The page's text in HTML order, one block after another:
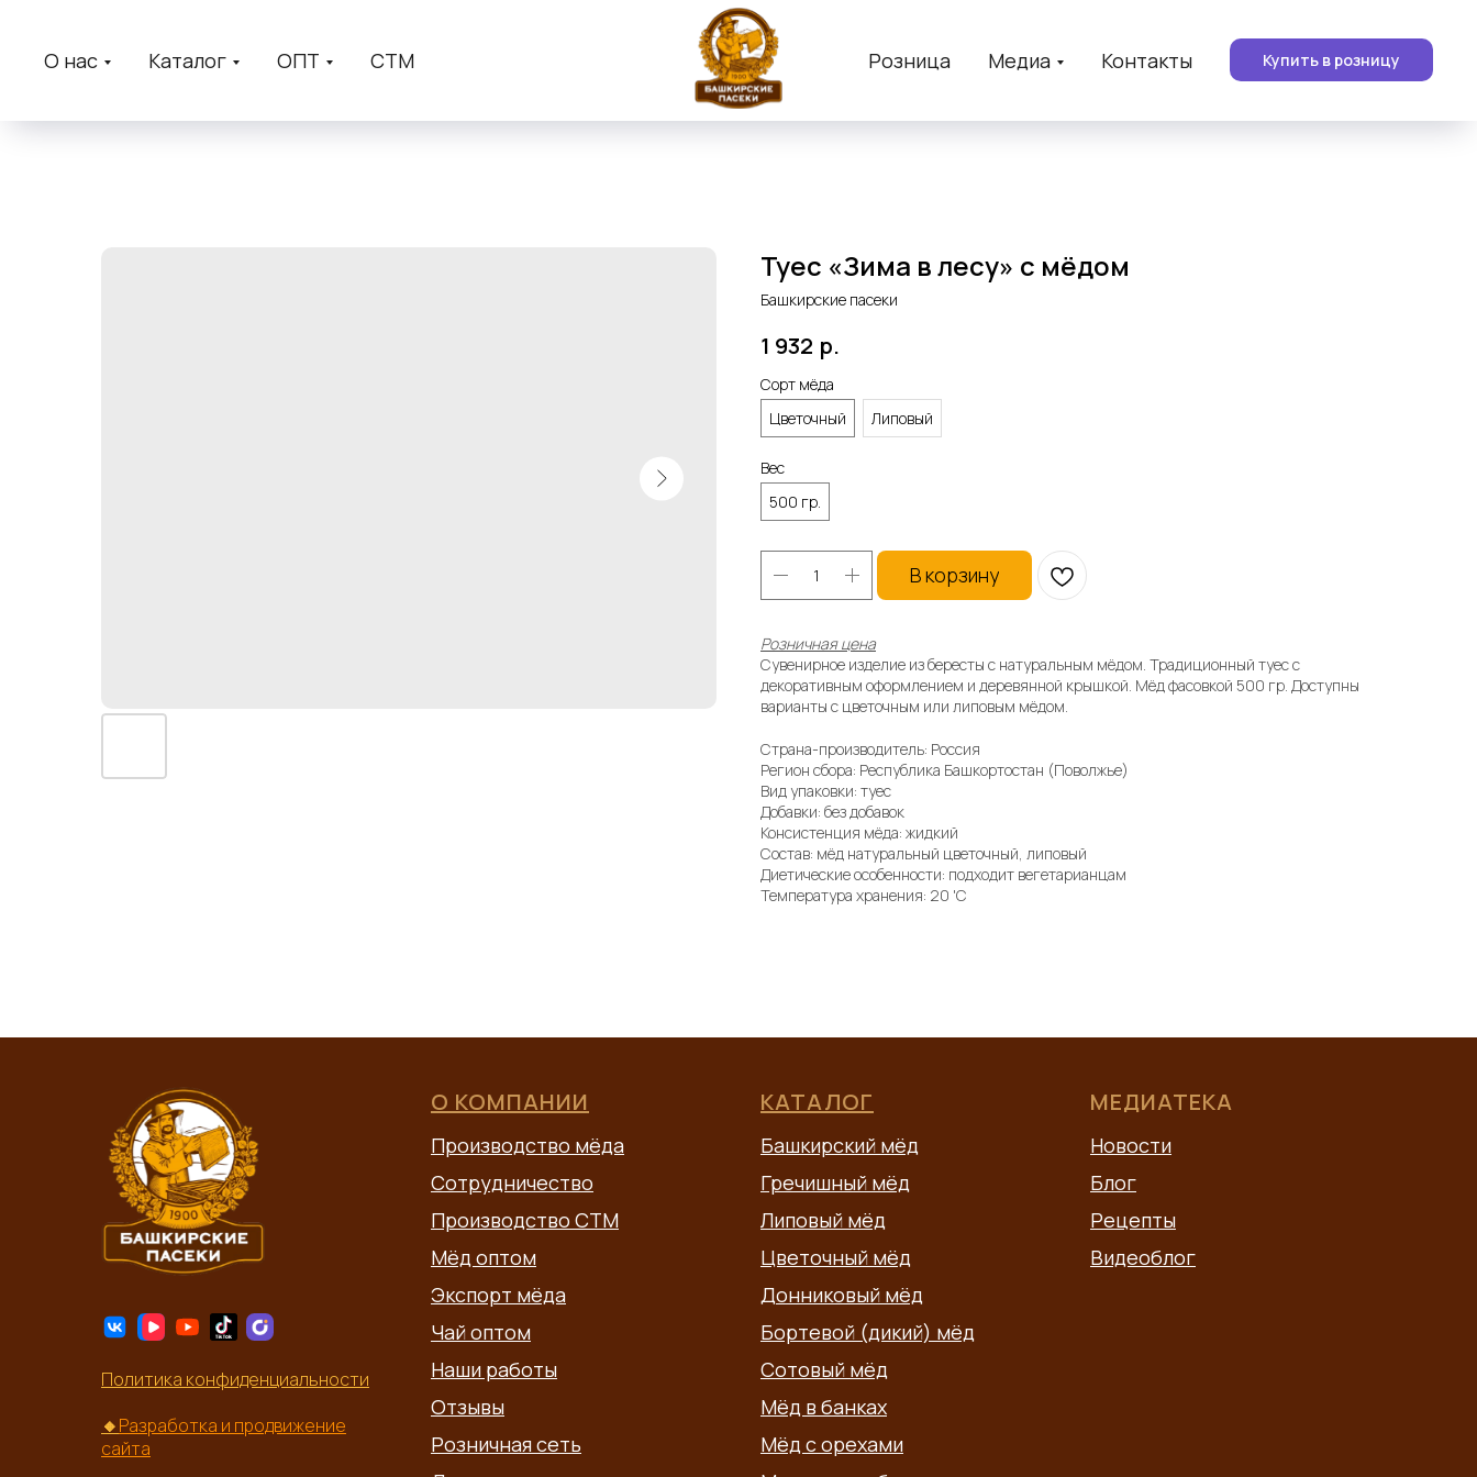
О нас Каталог ОПТ СТМ Розница Медиа Контакты Купить в розницу
Туес «Зима в лесу» с мёдом
Башкирские пасеки
1 932 р.
Сорт мёда
Цветочный
Липовый
Вес
500 гр.
В корзину
Розничная цена
Сувенирное изделие из бересты с натуральным мёдом. Традиционный туес с
декоративным оформлением и деревянной крышкой. Мёд фасовкой 500 гр. Доступны
варианты с цветочным или липовым мёдом.
Страна-производитель: Россия
Регион сбора: Республика Башкортостан (Поволжье)
Вид упаковки: туес
Добавки: без добавок
Консистенция мёда: жидкий
Состав: мёд натуральный цветочный, липовый
Диетические особенности: подходит вегетарианцам
Температура хранения: 20 'C
Политика конфиденциальности
🔸Разработка и продвижение
сайта
О КОМПАНИИ
Производство мёда
Сотрудничество
Производство СТМ
Мёд оптом
Экспорт мёда
Чай оптом
Наши работы
Отзывы
Розничная сеть
КАТАЛОГ
Башкирский мёд
Гречишный мёд
Липовый мёд
Цветочный мёд
Донниковый мёд
Бортевой (дикий) мёд
Сотовый мёд
Мёд в банках
Мёд с орехами
МЕДИАТЕКА
Новости
Блог
Рецепты
Видеоблог